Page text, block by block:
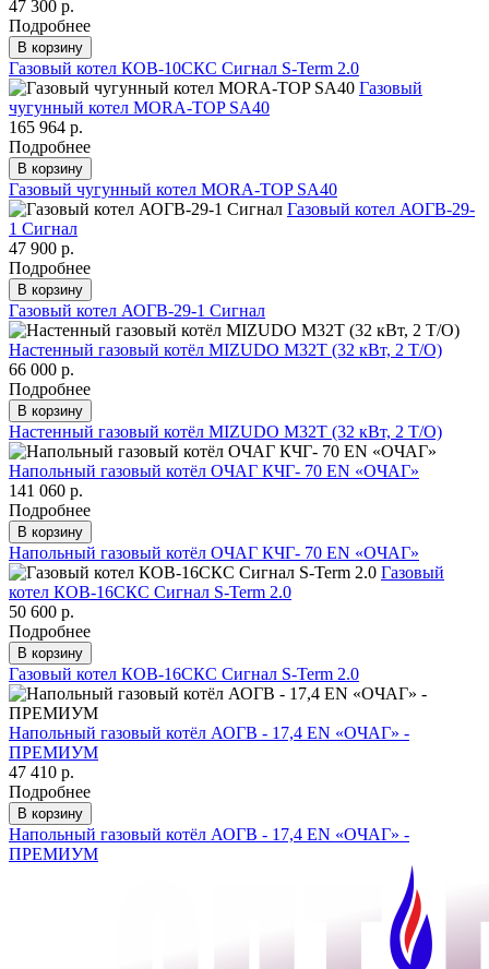
47 300 р.
Подробнее
В корзину
Газовый котел КОВ-10СКC Сигнал S-Term 2.0
Газовый
чугунный котел MORA-TOP SA40
165 964 р.
Подробнее
В корзину
Газовый чугунный котел MORA-TOP SA40
Газовый котел АОГВ-29-
1 Сигнал
47 900 р.
Подробнее
В корзину
Газовый котел АОГВ-29-1 Сигнал
Настенный газовый котёл MIZUDO M32Т (32 кВт, 2 Т/O)
66 000 р.
Подробнее
В корзину
Настенный газовый котёл MIZUDO M32Т (32 кВт, 2 Т/O)
Напольный газовый котёл ОЧАГ КЧГ- 70 EN «ОЧАГ»
141 060 р.
Подробнее
В корзину
Напольный газовый котёл ОЧАГ КЧГ- 70 EN «ОЧАГ»
Газовый
котел КОВ-16СКC Сигнал S-Term 2.0
50 600 р.
Подробнее
В корзину
Газовый котел КОВ-16СКC Сигнал S-Term 2.0
Напольный газовый котёл АОГВ - 17,4 ЕN «ОЧАГ» -
ПРЕМИУМ
47 410 р.
Подробнее
В корзину
Напольный газовый котёл АОГВ - 17,4 ЕN «ОЧАГ» -
ПРЕМИУМ